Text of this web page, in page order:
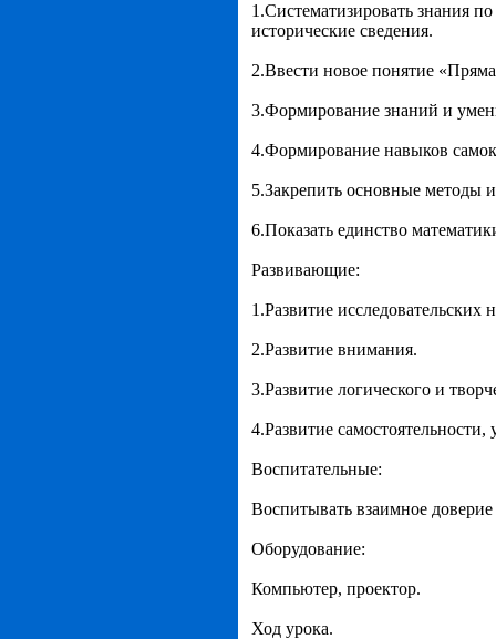
1.Систематизировать знания
исторические сведения.
2.Ввести новое понятие
3.Формирование знаний и
4.Формирование навыков
5.Закрепить основные методы
6.Показать единство
Развивающие:
1.Развитие исследовательских
2.Развитие внимания.
3.Развитие логического и
4.Развитие
Воспитательные:
Воспитывать взаимное
Оборудование:
Компьютер, проектор.
Ход урока.